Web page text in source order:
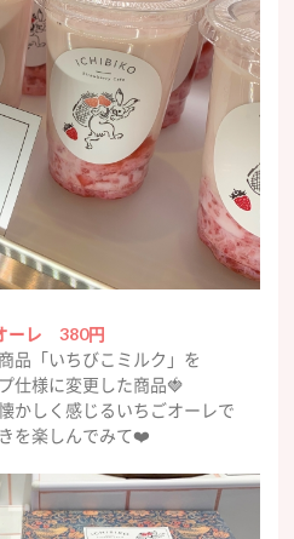
ーレ 380円
品「いちびこミルク」を
仕様に変更した商品🍓
かしく感じるいちごオーレで
を楽しんでみて❤️